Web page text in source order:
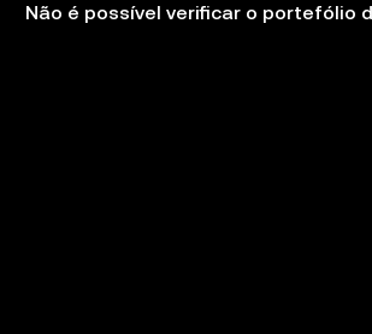
Não é possível verificar o portefólio